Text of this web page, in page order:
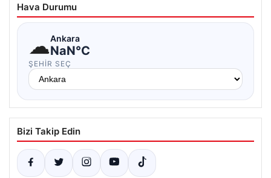
Hava Durumu
☁Ankara
NaN°C
ŞEHIR SEÇ
Bizi Takip Edin